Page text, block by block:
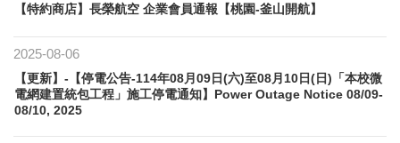
【特約商店】長榮航空 企業會員通報【桃園-釜山開航】
2025-08-06
【更新】-【停電公告-114年08月09日(六)至08月10日(日)「本校微
電網建置統包工程」施工停電通知】Power Outage Notice 08/09-
08/10, 2025